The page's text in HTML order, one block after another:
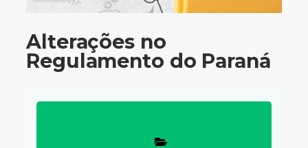
Alterações no
Regulamento do Paraná